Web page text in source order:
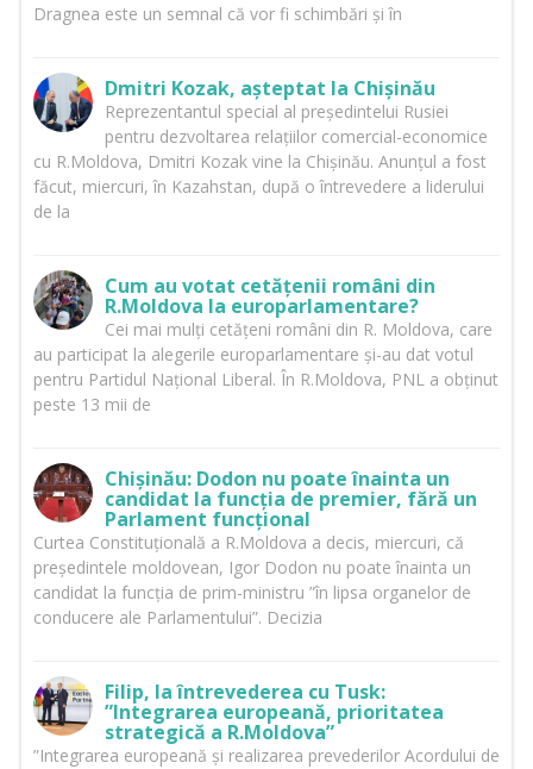
Dragnea este un semnal că vor fi schimbări și în
Dmitri Kozak, așteptat la Chișinău
Reprezentantul special al președintelui Rusiei
pentru dezvoltarea relațiilor comercial-economice
cu R.Moldova, Dmitri Kozak vine la Chișinău. Anunțul a fost
făcut, miercuri, în Kazahstan, după o întrevedere a liderului
de la
Cum au votat cetățenii români din
R.Moldova la europarlamentare?
Cei mai mulți cetățeni români din R. Moldova, care
au participat la alegerile europarlamentare și-au dat votul
pentru Partidul Național Liberal. În R.Moldova, PNL a obținut
peste 13 mii de
Chișinău: Dodon nu poate înainta un
candidat la funcția de premier, fără un
Parlament funcțional
Curtea Constituțională a R.Moldova a decis, miercuri, că
președintele moldovean, Igor Dodon nu poate înainta un
candidat la funcția de prim-ministru ”în lipsa organelor de
conducere ale Parlamentului”. Decizia
Filip, la întrevederea cu Tusk:
”Integrarea europeană, prioritatea
strategică a R.Moldova”
”Integrarea europeană și realizarea prevederilor Acordului de